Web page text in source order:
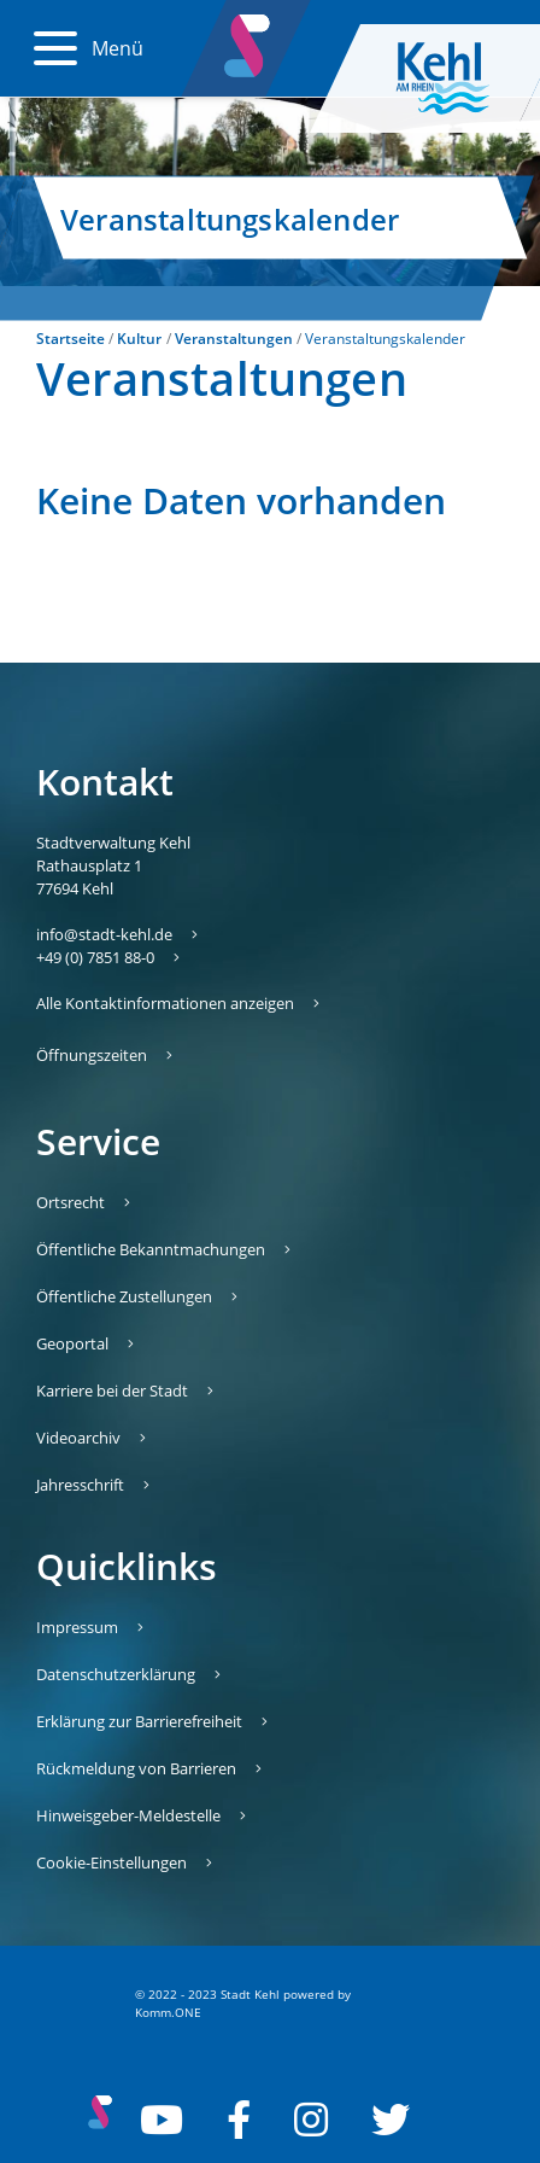
Menü
Veranstaltungskalender
Startseite Kultur Veranstaltungen Veranstaltungskalender
Veranstaltungen
Keine Daten vorhanden
Kontakt
Stadtverwaltung Kehl
Rathausplatz 1
77694 Kehl
info@stadt-kehl.de
+49 (0) 7851 88-0
Alle Kontaktinformationen anzeigen
Öffnungszeiten
Service
Ortsrecht
Öffentliche Bekanntmachungen
Öffentliche Zustellungen
Geoportal
Karriere bei der Stadt
Videoarchiv
Jahresschrift
Quicklinks
Impressum
Datenschutzerklärung
Erklärung zur Barrierefreiheit
Rückmeldung von Barrieren
Hinweisgeber-Meldestelle
Cookie-Einstellungen
© 2022 - 2023 Stadt Kehl powered by
Komm.ONE